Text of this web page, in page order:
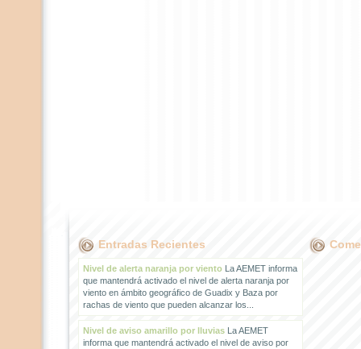
Entradas Recientes
Nivel de alerta naranja por vientoLa AEMET informa
que mantendrá activado el nivel de alerta naranja por
viento en ámbito geográfico de Guadix y Baza por
rachas de viento que pueden alcanzar los...
Nivel de aviso amarillo por lluviasLa AEMET
informa que mantendrá activado el nivel de aviso por